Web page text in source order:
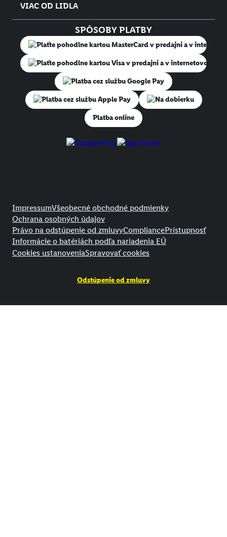
VIAC OD LIDLA
SPÔSOBY PLATBY
Na dobierku
Platba online
ImpressumVšeobecné obchodné podmienky
Ochrana osobných údajov
Právo na odstúpenie od zmluvyCompliancePrístupnosť
Informácie o batériách podľa nariadenia EÚ
Cookies ustanoveniaSpravovať cookies
Odstúpenie od zmluvy